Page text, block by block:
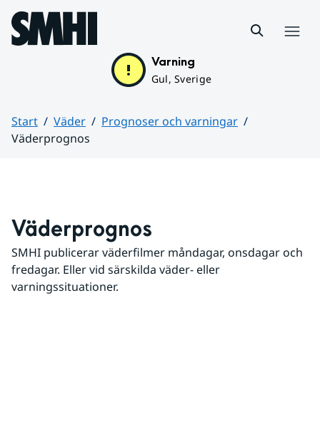
Hoppa till sidans innehåll
Varning
Gul, Sverige
Start Väder
Prognoser och varningar
Väderprognos
Väderprognos
SMHI publicerar väderfilmer måndagar, onsdagar och
fredagar. Eller vid särskilda väder- eller
varningssituationer.